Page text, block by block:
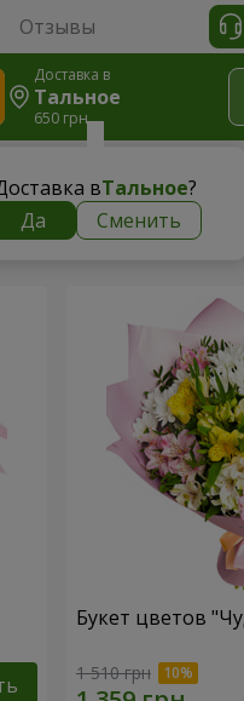
Отзывы
Доставка в
Тальное
650 грн
вТальное?
Да
Сменить
Букет цветов
1 510 грн